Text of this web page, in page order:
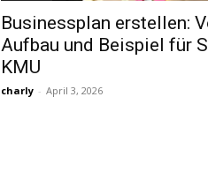
Businessplan erstellen:
Aufbau und Beispiel für
KMU
charly - April 3, 2026